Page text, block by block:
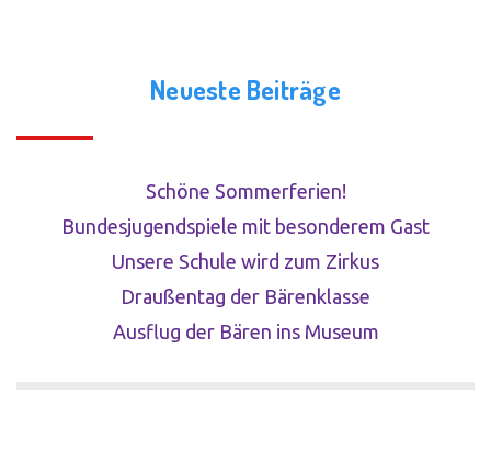
Neueste Beiträge
Schöne Sommerferien!
Bundesjugendspiele mit besonderem Gast
Unsere Schule wird zum Zirkus
Draußentag der Bärenklasse
Ausflug der Bären ins Museum